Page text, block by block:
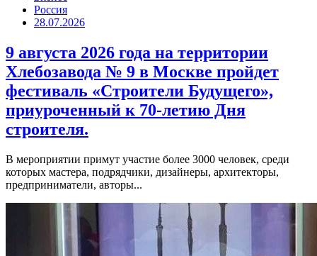
Россия
28.07.2026
9 августа 2026 года на территории
Хлебозавода № 9 в Москве пройдет
фестиваль «Строители Будущего»,
приуроченный к 70-летию Дня
строителя.
В мероприятии примут участие более 3000 человек, среди
которых мастера, подрядчики, дизайнеры, архитекторы,
предприниматели, авторы...